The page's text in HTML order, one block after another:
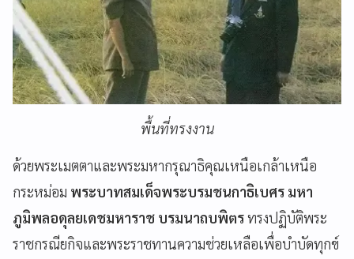
พื้นที่ทรงงาน
ด้วยพระเมตตาและพระมหากรุณาธิคุณเหนือเกล้าเหนือ
กระหม่อม พระบาทสมเด็จพระบรมชนกาธิเบศร มหา
ภูมิพลอดุลยเดชมหาราช บรมนาถบพิตรทรงปฏิบัติพระ
ราชกรณียกิจและพระราชทานความช่วยเหลือเพื่อบำบัดทุกข์